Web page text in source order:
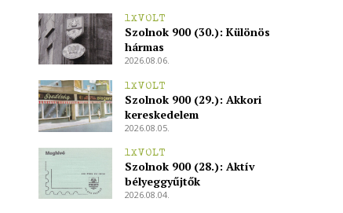
1XVOLT
Szolnok 900 (30.): Különös
hármas
2026.08.06.
1XVOLT
Szolnok 900 (29.): Akkori
kereskedelem
2026.08.05.
1XVOLT
Szolnok 900 (28.): Aktív
bélyeggyűjtők
2026.08.04.